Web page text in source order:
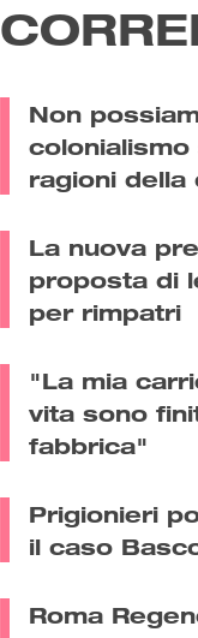
Non
ragioni della
La nuova
proposta di
per rimpatri
"La mia
vita sono
fabbrica"
Prigionieri
il caso
Roma